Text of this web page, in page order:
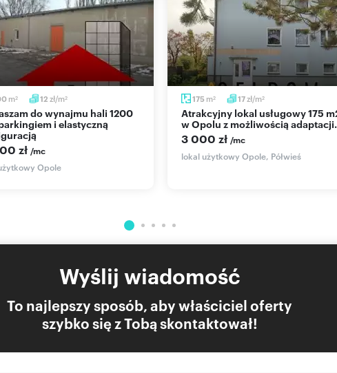
m2 12 zł/m2
i elastyczną
zł /mc
Opole
175 m2 17zł/m2
Atrakcyjny lokal usługowy 175 m2
w Opolu z możliwością adaptacji.
3 000 zł /mc
lokal użytkowy Opole, Półwieś
Wyślij wiadomość
To najlepszy sposób, aby właściciel oferty
szybko się z Tobą skontaktował!